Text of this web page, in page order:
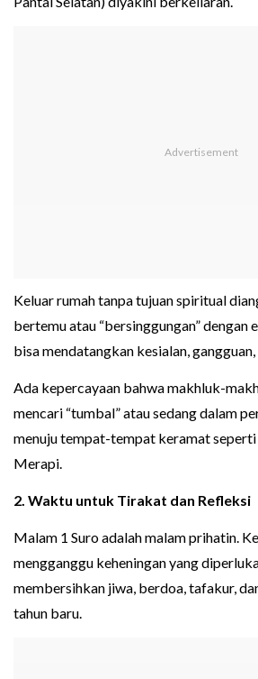
Keluar rumah tanpa tujuan spiritual
bertemu atau “bersinggungan” dengan
bisa mendatangkan kesialan,
Ada kepercayaan bahwa makhluk-
mencari “tumbal” atau sedang dalam
menuju tempat-tempat keramat
Merapi.
2. Waktu untuk Tirakat dan Refleksi
Malam 1 Suro adalah malam prihatin.
mengganggu keheningan yang
membersihkan jiwa, berdoa, tafakur,
tahun baru.